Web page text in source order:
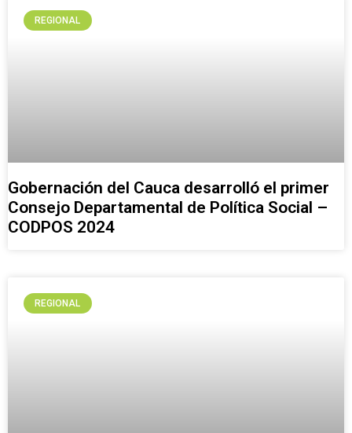
REGIONAL
Gobernación del Cauca desarrolló el primer
Consejo Departamental de Política Social –
CODPOS 2024
REGIONAL